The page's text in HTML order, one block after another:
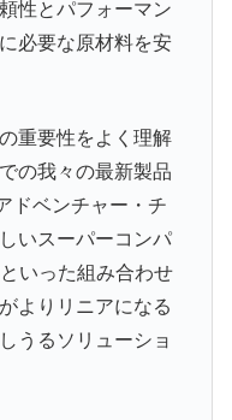
性とパフォーマン
必要な原材料を安
重要性をよく理解
の我々の最新製品
ドベンチャー・チ
いスーパーコンパ
いった組み合わせ
よりリニアになる
うるソリューショ